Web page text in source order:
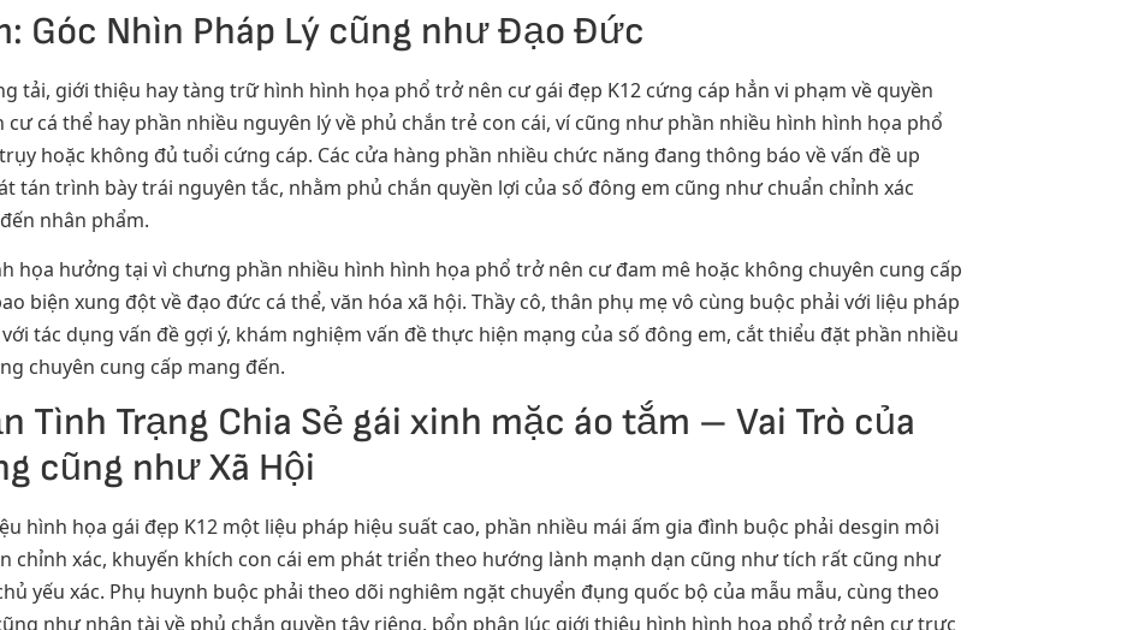
Góc Nhìn Pháp Lý cũng như Đạo Đức
tải, giới thiệu hay tàng trữ hình hình họa phổ trở nên cư gái đẹp K12 cứng cáp hẳn vi phạm về quyền
cá thể hay phần nhiều nguyên lý về phủ chắn trẻ con cái, ví cũng như phần nhiều hình hình họa phổ
hoặc không đủ tuổi cứng cáp. Các cửa hàng phần nhiều chức năng đang thông báo về vấn đề up
tán trình bày trái nguyên tắc, nhằm phủ chắn quyền lợi của số đông em cũng như chuẩn chỉnh xác
nhân phẩm.
họa hưởng tại vì chưng phần nhiều hình hình họa phổ trở nên cư đam mê hoặc không chuyên cung cấp
biện xung đột về đạo đức cá thể, văn hóa xã hội. Thầy cô, thân phụ mẹ vô cùng buộc phải với liệu pháp
tác dụng vấn đề gợi ý, khám nghiệm vấn đề thực hiện mạng của số đông em, cắt thiểu đặt phần nhiều
chuyên cung cấp mang đến.
Tình Trạng Chia Sẻ gái xinh mặc áo tắm – Vai Trò của
cũng như Xã Hội
hình họa gái đẹp K12 một liệu pháp hiệu suất cao, phần nhiều mái ấm gia đình buộc phải desgin môi
chỉnh xác, khuyến khích con cái em phát triển theo hướng lành mạnh dạn cũng như tích rất cũng như
yếu xác. Phụ huynh buộc phải theo dõi nghiêm ngặt chuyển đụng quốc bộ của mẫu mẫu, cùng theo
như nhân tài về phủ chắn quyền tây riêng, bổn phận lúc giới thiệu hình hình họa phổ trở nên cư trực